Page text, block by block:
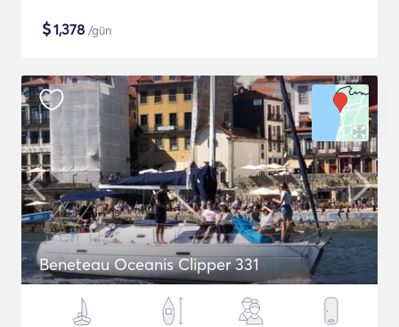
$1,378 /gün
Beneteau Oceanis Clipper 331